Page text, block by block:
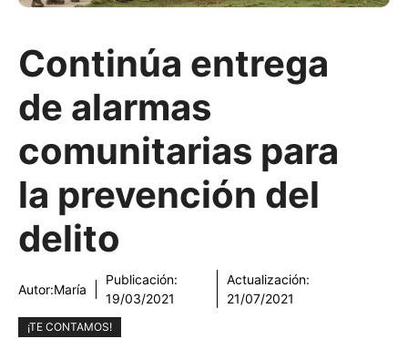
Continúa entrega
de alarmas
comunitarias para
la prevención del
delito
Autor:María
Publicación:
19/03/2021
Actualización:
21/07/2021
¡TE CONTAMOS!